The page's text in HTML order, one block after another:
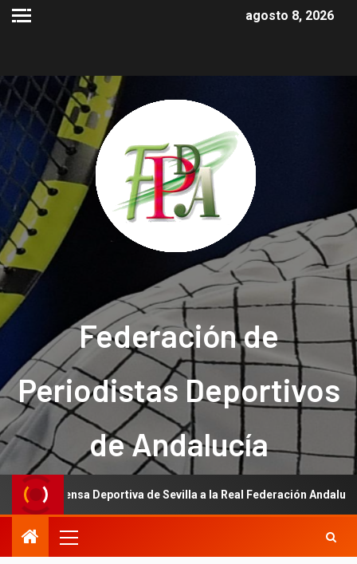
agosto 8, 2026
Federación de
Periodistas Deportivos
de Andalucía
Deportiva de Sevilla a la Real Federación Andaluza de